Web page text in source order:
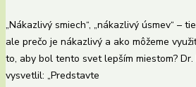
„Nákazlivý smiech“, „nákazlivý úsmev“ –
ale prečo je nákazlivý a ako môžeme
to, aby bol tento svet lepším miestom? Dr.
vysvetlil: „Predstavte